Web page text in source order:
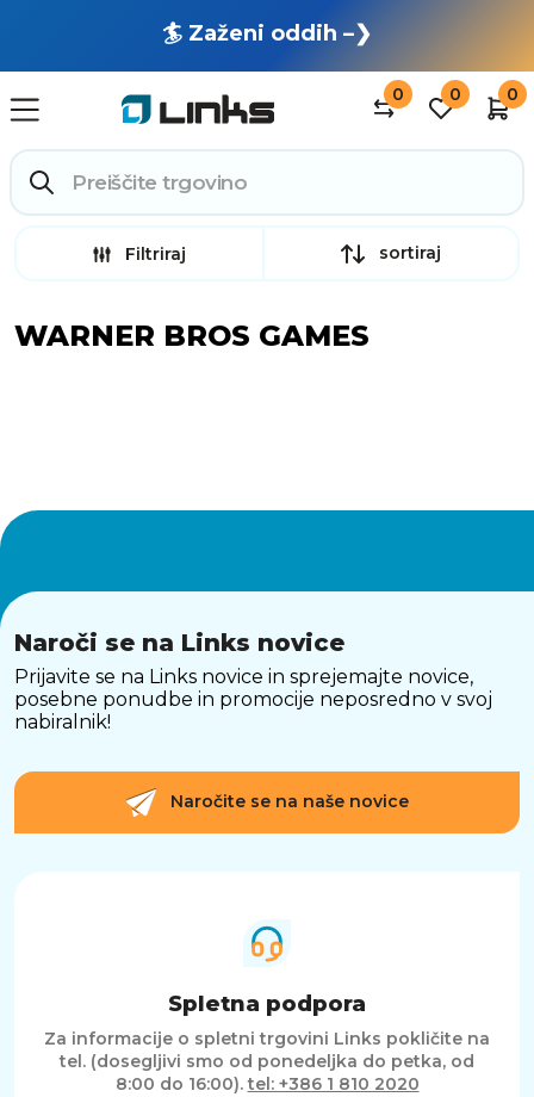
🏄 Zaženi oddih –❯
0 0 0
Filtriraj sortiraj
WARNER BROS GAMES
Naroči se na Links novice
Prijavite se na Links novice in sprejemajte novice,
posebne ponudbe in promocije neposredno v svoj
nabiralnik!
Naročite se na naše novice
Spletna podpora
Za informacije o spletni trgovini Links pokličite na
tel. (dosegljivi smo od ponedeljka do petka, od
8:00 do 16:00).tel: +386 1 810 2020